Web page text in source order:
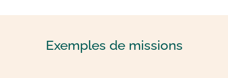
Exemples de missions